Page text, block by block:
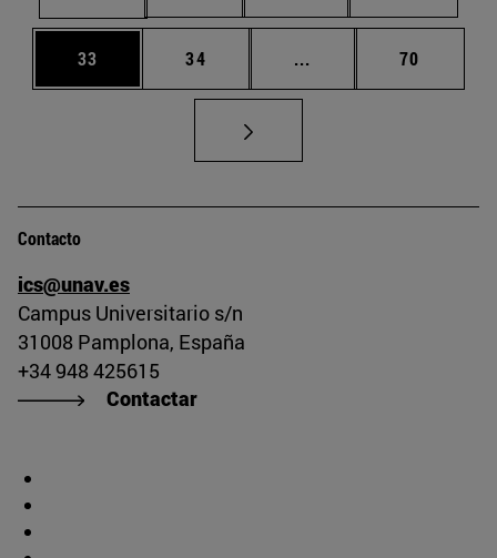
Página
33 Página
34 ... Páginas intermedias
Página
70
Contacto
ics@unav.es
Campus Universitario s/n
31008 Pamplona, España
+34 948 425615
Contactar